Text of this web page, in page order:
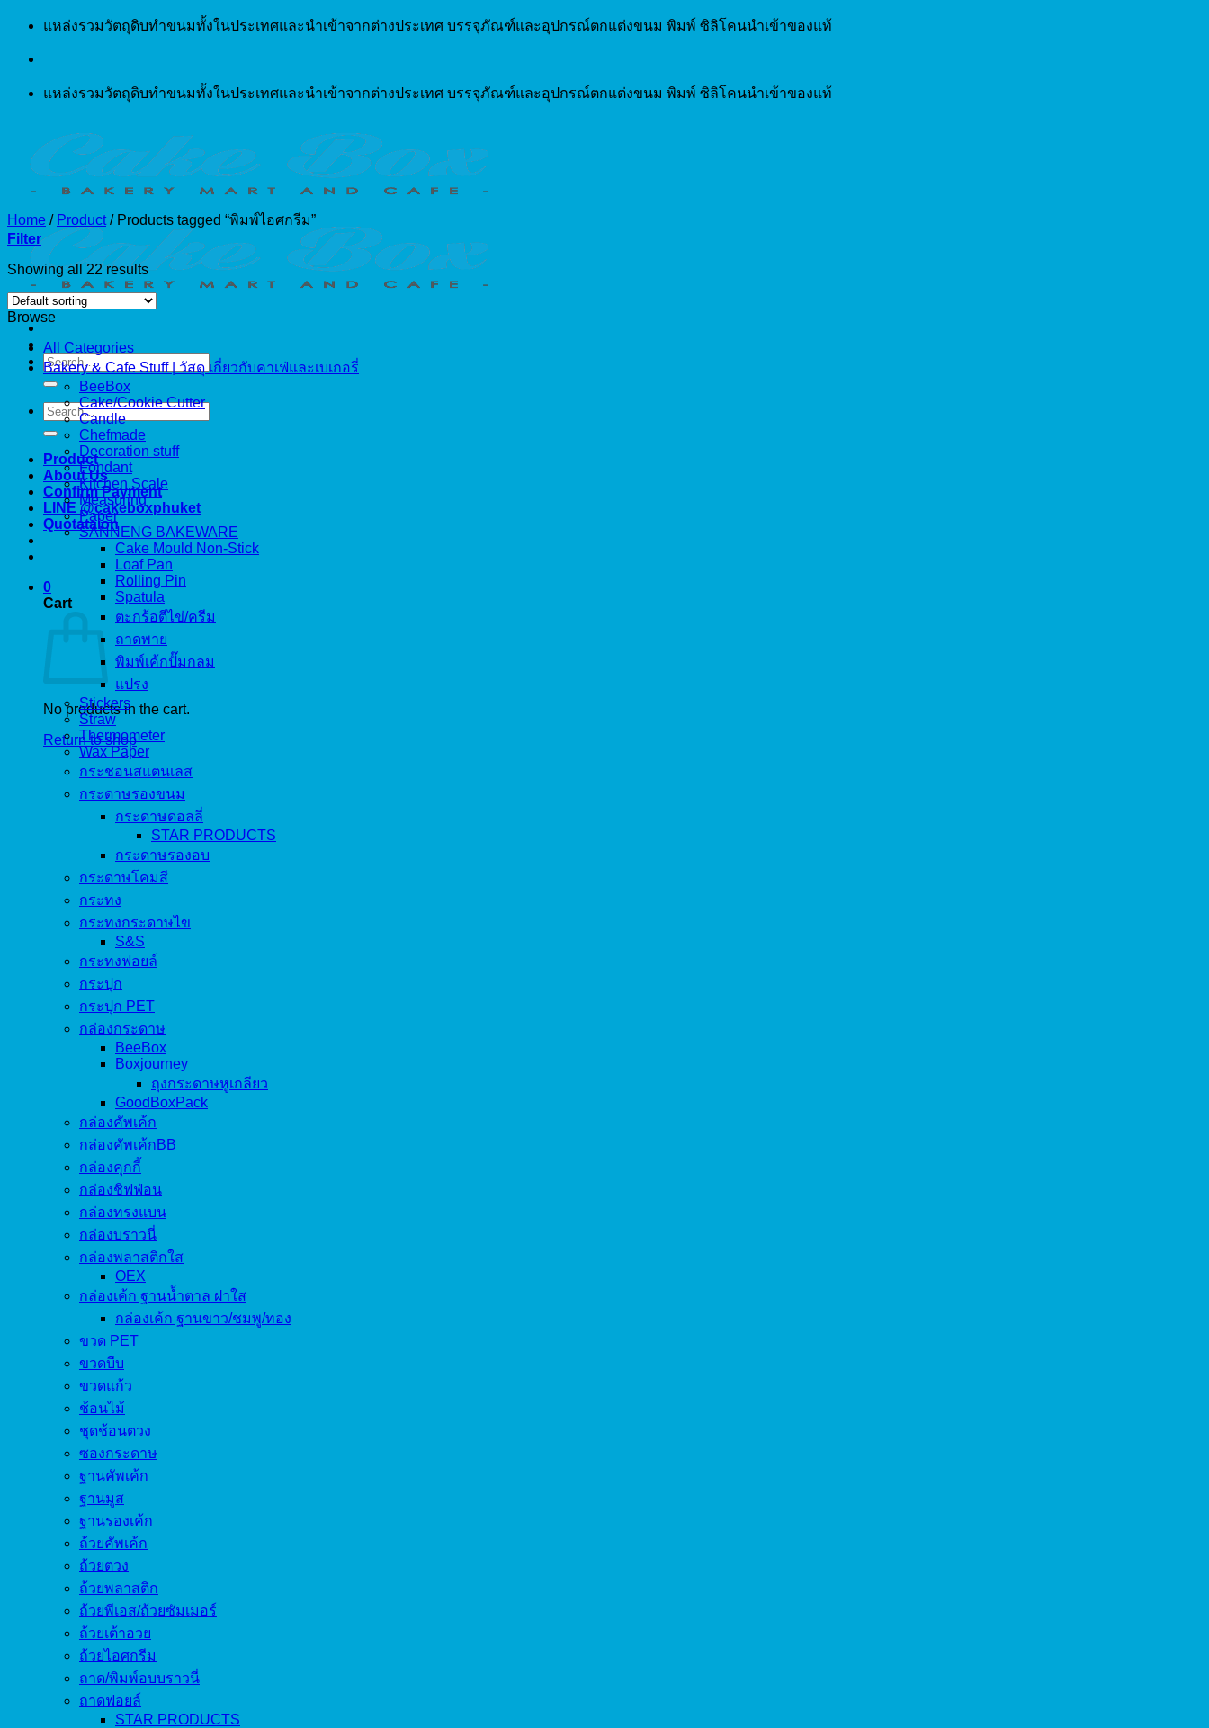
Skip
แหล่งรวมวัตถุดิบทำขนมทั้งในประเทศและนำเข้าจากต่างประเทศ บรรจุภัณฑ์และอุปกรณ์ตกแต่งขนม พิมพ์ ซิลิโคนนำเข้าของแท้
แหล่งรวมวัตถุดิบทำขนมทั้งในประเทศและนำเข้าจากต่างประเทศ บรรจุภัณฑ์และอุปกรณ์ตกแต่งขนม พิมพ์ ซิลิโคนนำเข้าของแท้
Search
for:
Search
for:
Product
About Us
Confirm Payment
LINE @cakeboxphuket
Quotataion
0
Cart
No products in the cart.
Return to shop
Home / Product /Products tagged “พิมพ์ไอศกรีม”
Filter
Showing all 22 results
Browse
All Categories
Bakery & Cafe Stuff | วัสดุ เกี่ยวกับคาเฟ่และเบเกอรี่
BeeBox
Cake/Cookie Cutter
Candle
Chefmade
Decoration stuff
Fondant
Kitchen Scale
Measuring
Paper
SANNENG BAKEWARE
Cake Mould Non-Stick
Loaf Pan
Rolling Pin
Spatula
ตะกร้อตีไข่/ครีม
ถาดพาย
พิมพ์เค้กปั๊มกลม
แปรง
Stickers
Straw
Thermometer
Wax Paper
กระชอนสแตนเลส
กระดาษรองขนม
กระดาษดอลลี่
STAR PRODUCTS
กระดาษรองอบ
กระดาษโคมสี
กระทง
กระทงกระดาษไข
S&S
กระทงฟอยล์
กระปุก
กระปุก PET
กล่องกระดาษ
BeeBox
Boxjourney
ถุงกระดาษหูเกลียว
GoodBoxPack
กล่องคัพเค้ก
กล่องคัพเค้กBB
กล่องคุกกี้
กล่องชิฟฟ่อน
กล่องทรงแบน
กล่องบราวนี่
กล่องพลาสติกใส
OEX
กล่องเค้ก ฐานน้ำตาล ฝาใส
กล่องเค้ก ฐานขาว/ชมพู/ทอง
ขวด PET
ขวดบีบ
ขวดแก้ว
ช้อนไม้
ชุดช้อนตวง
ซองกระดาษ
ฐานคัพเค้ก
ฐานมูส
ฐานรองเค้ก
ถ้วยคัพเค้ก
ถ้วยตวง
ถ้วยพลาสติก
ถ้วยพีเอส/ถ้วยซัมเมอร์
ถ้วยเต้าอวย
ถ้วยไอศกรีม
ถาด/พิมพ์อบบราวนี่
ถาดฟอยล์
STAR PRODUCTS